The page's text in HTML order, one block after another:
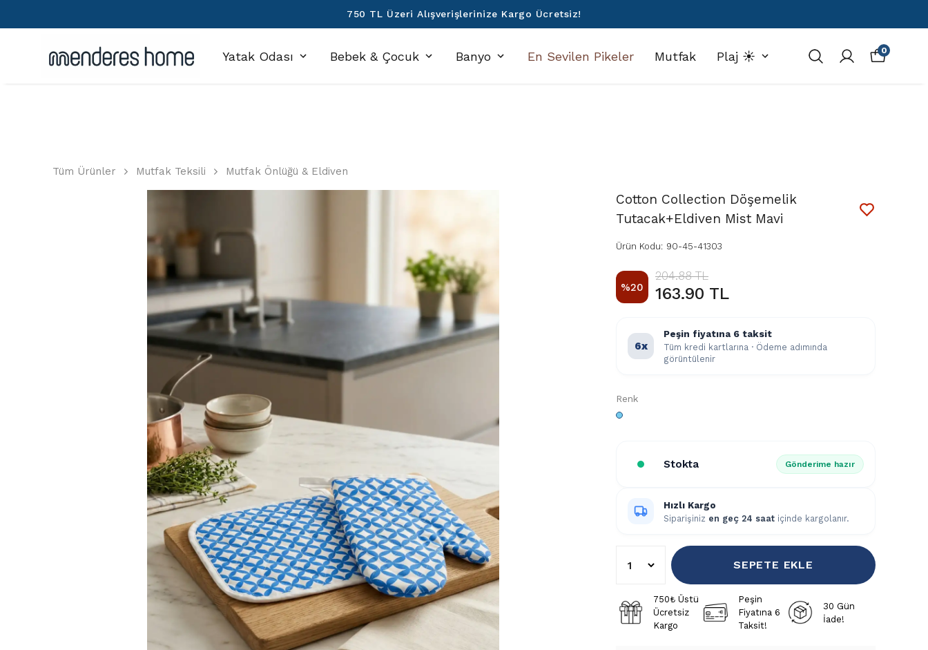
Denizli'den Dünyaya ❤️
Yatak Odası Bebek & Çocuk Banyo En Sevilen Pikeler Mutfak Plaj ☀️ 0
Tüm Ürünler Mutfak Teksili Mutfak Önlüğü & Eldiven
Cotton Collection Döşemelik
Tutacak+Eldiven Mist Mavi
Ürün Kodu: 90-45-41303
%20
204.88 TL
163.90 TL
6x
Peşin fiyatına 6 taksit
Tüm kredi kartlarına · Ödeme adımında
görüntülenir
Renk
Stokta Gönderime hazır
Hızlı Kargo
Siparişiniz en geç 24 saat içinde kargolanır.
SEPETE EKLE
750₺ Üstü
Ücretsiz
Kargo
Peşin
Fiyatına 6
Taksit!
30 Gün
İade!